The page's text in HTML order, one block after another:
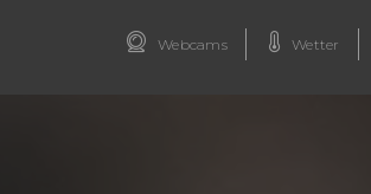
Webcams Wetter